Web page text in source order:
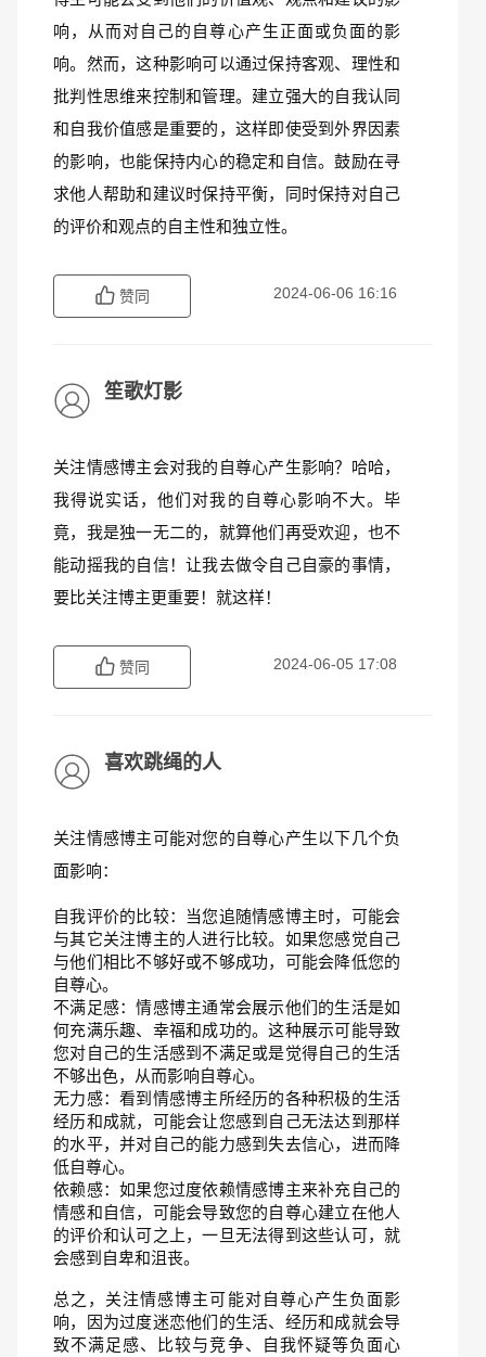
响，从而对自己的自尊心产生正面或负面的影
响。然而，这种影响可以通过保持客观、理性和
批判性思维来控制和管理。建立强大的自我认同
和自我价值感是重要的，这样即使受到外界因素
的影响，也能保持内心的稳定和自信。鼓励在寻
求他人帮助和建议时保持平衡，同时保持对自己
的评价和观点的自主性和独立性。
赞同 2024-06-06 16:16
笙歌灯影
关注情感博主会对我的自尊心产生影响？哈哈，
我得说实话，他们对我的自尊心影响不大。毕
竟，我是独一无二的，就算他们再受欢迎，也不
能动摇我的自信！让我去做令自己自豪的事情，
要比关注博主更重要！就这样！
赞同 2024-06-05 17:08
喜欢跳绳的人
关注情感博主可能对您的自尊心产生以下几个负
面影响：
自我评价的比较：当您追随情感博主时，可能会
与其它关注博主的人进行比较。如果您感觉自己
与他们相比不够好或不够成功，可能会降低您的
自尊心。
不满足感：情感博主通常会展示他们的生活是如
何充满乐趣、幸福和成功的。这种展示可能导致
您对自己的生活感到不满足或是觉得自己的生活
不够出色，从而影响自尊心。
无力感：看到情感博主所经历的各种积极的生活
经历和成就，可能会让您感到自己无法达到那样
的水平，并对自己的能力感到失去信心，进而降
低自尊心。
依赖感：如果您过度依赖情感博主来补充自己的
情感和自信，可能会导致您的自尊心建立在他人
的评价和认可之上，一旦无法得到这些认可，就
会感到自卑和沮丧。
总之，关注情感博主可能对自尊心产生负面影
响，因为过度迷恋他们的生活、经历和成就会导
致不满足感、比较与竞争、自我怀疑等负面心